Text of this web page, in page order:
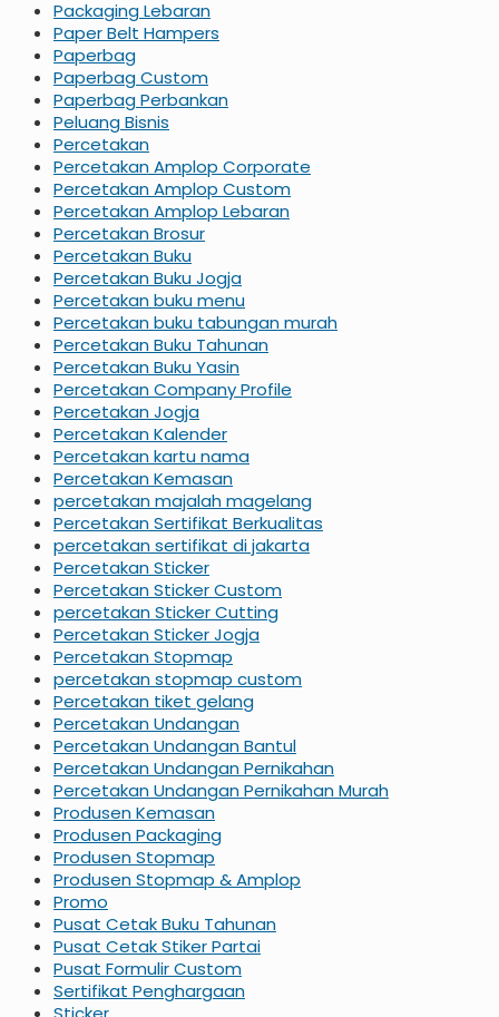
Packaging Lebaran
Paper Belt Hampers
Paperbag
Paperbag Custom
Paperbag Perbankan
Peluang Bisnis
Percetakan
Percetakan Amplop Corporate
Percetakan Amplop Custom
Percetakan Amplop Lebaran
Percetakan Brosur
Percetakan Buku
Percetakan Buku Jogja
Percetakan buku menu
Percetakan buku tabungan murah
Percetakan Buku Tahunan
Percetakan Buku Yasin
Percetakan Company Profile
Percetakan Jogja
Percetakan Kalender
Percetakan kartu nama
Percetakan Kemasan
percetakan majalah magelang
Percetakan Sertifikat Berkualitas
percetakan sertifikat di jakarta
Percetakan Sticker
Percetakan Sticker Custom
percetakan Sticker Cutting
Percetakan Sticker Jogja
Percetakan Stopmap
percetakan stopmap custom
Percetakan tiket gelang
Percetakan Undangan
Percetakan Undangan Bantul
Percetakan Undangan Pernikahan
Percetakan Undangan Pernikahan Murah
Produsen Kemasan
Produsen Packaging
Produsen Stopmap
Produsen Stopmap & Amplop
Promo
Pusat Cetak Buku Tahunan
Pusat Cetak Stiker Partai
Pusat Formulir Custom
Sertifikat Penghargaan